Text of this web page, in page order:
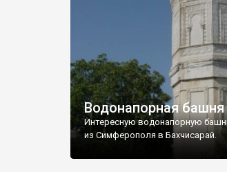
Водонапорная
Интересную водонапорную
из Симферополя в Бахчисарай.